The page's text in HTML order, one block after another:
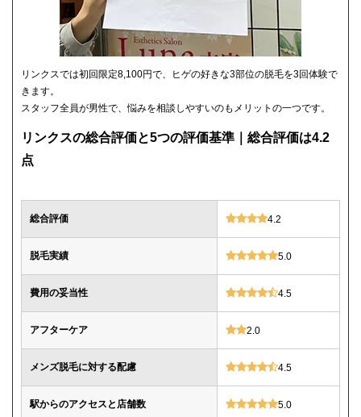
リンクスでは初回限定8,100円で、ヒゲの好きな3部位の脱毛を3回体験で
きます。
スタッフ全員が男性で、悩みを相談しやすいのもメリットの一つです。
リンクスの総合評価と5つの評価基準｜総合評価は4.2
点
総合評価 4.2
脱毛実績 5.0
費用の妥当性 4.5
アフターケア 2.0
メンズ脱毛に対する配慮 4.5
駅からのアクセスと店舗数 5.0